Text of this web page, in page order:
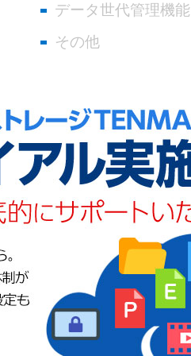
データ世代管理機能
その他